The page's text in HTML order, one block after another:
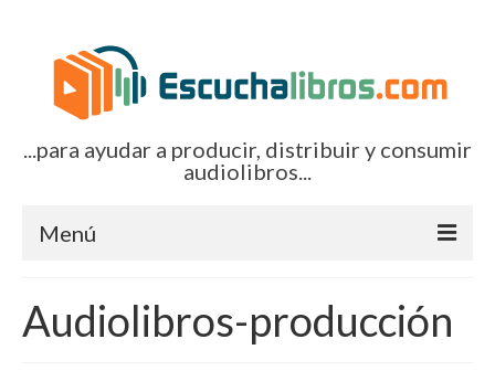
...para ayudar a producir, distribuir y consumir
audiolibros...
Menú
Artículos (todos)
Audiolibros-producción